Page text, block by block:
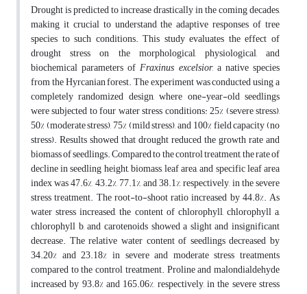
Drought is predicted to increase drastically in the coming decades,
making it crucial to understand the adaptive responses of tree
species to such conditions. This study evaluates the effect of
drought stress on the morphological, physiological, and
biochemical parameters ofFraxinus excelsior, a native species
from the Hyrcanian forest. The experiment was conducted using a
completely randomized design, where one-year-old seedlings
were subjected to four water stress conditions: 25% (severe stress),
50% (moderate stress), 75% (mild stress), and 100% field capacity (no
stress). Results showed that drought reduced the growth rate and
biomass of seedlings. Compared to the control treatment, the rate of
decline in seedling height, biomass, leaf area, and specific leaf area
index was 47.6%, 43.2%, 77.1%, and 38.1%, respectively, in the severe
stress treatment. The root-to-shoot ratio increased by 44.8%. As
water stress increased, the content of chlorophyll, chlorophyll a,
chlorophyll b, and carotenoids showed a slight and insignificant
decrease. The relative water content of seedlings decreased by
34.20% and 23.18% in severe and moderate stress treatments
compared to the control treatment. Proline and malondialdehyde
increased by 93.8% and 165.06%, respectively, in the severe stress